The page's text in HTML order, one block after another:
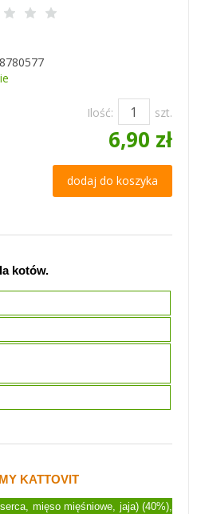
Ilość: szt.
6,90 zł
dodaj do koszyka
kotów.
KATTOVIT
mięso mięśniowe, jaja) (40%),